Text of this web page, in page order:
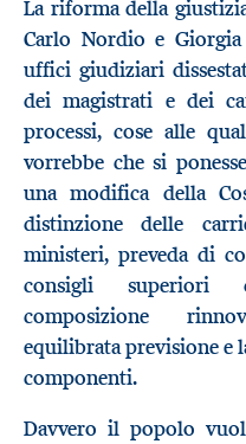
La riforma della
Carlo Nordio e
uffici giudiziari
dei magistrati e dei
processi, cose alle
vorrebbe che si
una modifica della
distinzione delle
ministeri, preveda di
consigli superiori
composizione
equilibrata previsione e
componenti.
Davvero il popolo